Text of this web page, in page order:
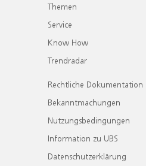
Themen
Service
Know How
Trendradar
Rechtliche Dokumentation
Bekanntmachungen
Nutzungsbedingungen
Information zu UBS
Datenschutzerklärung